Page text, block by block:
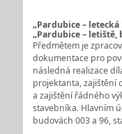
„Pardubice – letecká
„Pardubice – letiště,
Předmětem je
dokumentace pro
následná realizace
projektanta, zajištění
a zajištění řádného
stavebníka. Hlavním
budovách 003 a 96,